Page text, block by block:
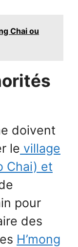
Chai ou
doivent
le village
Chai) et
pour
des
H’mong